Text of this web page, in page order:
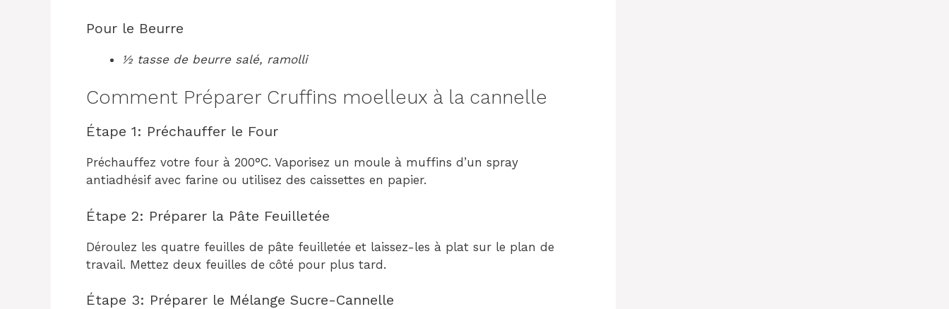
Pour le Beurre
½ tasse de beurre salé, ramolli
Comment Préparer Cruffins moelleux à la cannelle
Étape 1: Préchauffer le Four
Préchauffez votre four à 200°C. Vaporisez un moule à muffins d’un spray
antiadhésif avec farine ou utilisez des caissettes en papier.
Étape 2: Préparer la Pâte Feuilletée
Déroulez les quatre feuilles de pâte feuilletée et laissez-les à plat sur le plan de
travail. Mettez deux feuilles de côté pour plus tard.
Étape 3: Préparer le Mélange Sucre-Cannelle